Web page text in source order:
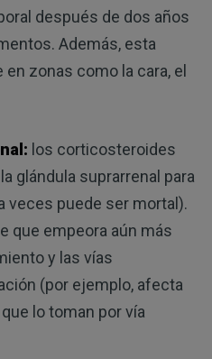
después de dos años
Además, esta
zonas como la cara, el
los corticosteroides
glándula suprarrenal para
veces puede ser mortal).
que empeora aún más
y las vías
(por ejemplo, afecta
lo toman por vía